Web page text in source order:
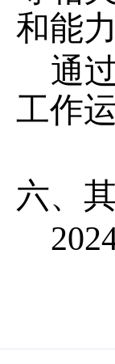
和能
通
工作
六、
202